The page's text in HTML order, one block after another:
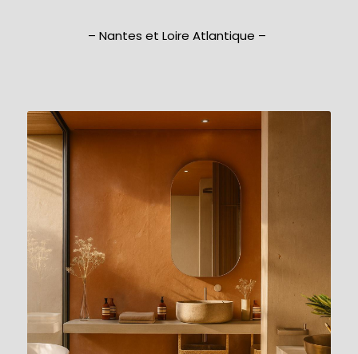
– Nantes et Loire Atlantique –